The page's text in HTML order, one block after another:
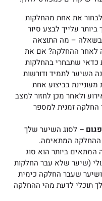
את אחת מהחלקות
עלייך לבצע סיור
– מה התוצאה
לאחר ההחלקה? אם את
כדאי שתבחרי בהחלקות
השיער לתמיד ודורשות
בביצוע אחת
ולאחר מכן לחזור למצב
זמנית למספר
– לסוג השיער שלך
המתאימה.
ביותר הוא סוג
(שיער שלא עבר החלקות
שעבר החלקה כימית
תוכלי לדעת מהי ההחלקה